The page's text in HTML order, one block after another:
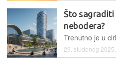
Što sagraditi
nebodera?
29. studenog 2025.